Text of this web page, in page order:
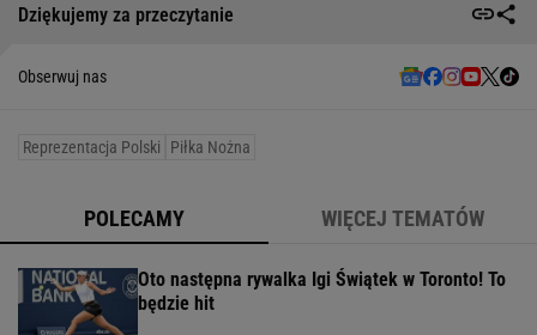
Dziękujemy za przeczytanie
Obserwuj nas
Reprezentacja Polski Piłka Nożna
POLECAMY WIĘCEJ TEMATÓW
Oto następna rywalka Igi Świątek w Toronto! To
będzie hit